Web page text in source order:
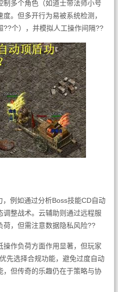
多个角色（如道士带法师小号
。但多开行为易被系统检测，
??个），并模拟人工操作间隔??
例如通过分析Boss技能CD自动
整战术。云辅助则通过远程服
荷，但需注意数据隐私风险??
作负荷方面作用显著，但玩家
先选择合规功能，避免过度自动
但传奇的乐趣仍在于策略与协